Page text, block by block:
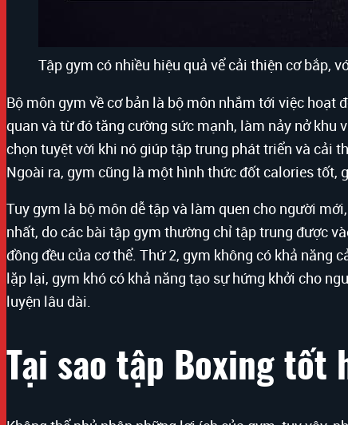
Tập gym có nhiều hiệu quả vể cải thiện cơ bắp,
Bộ môn gym về cơ bản là bộ môn nhắm tới việc hoạt
quan và từ đó tăng cường sức mạnh, làm nảy nở
chọn tuyệt vời khi nó giúp tập trung phát triển và cải
Ngoài ra, gym cũng là một hình thức đốt calories tốt,
Tuy gym là bộ môn dễ tập và làm quen cho người
nhất, do các bài tập gym thường chỉ tập trung được
đồng đều của cơ thể. Thứ 2, gym không có khả năng
lặp lại, gym khó có khả năng tạo sự hứng khởi cho
luyện lâu dài.
Tại sao tập Boxing tốt